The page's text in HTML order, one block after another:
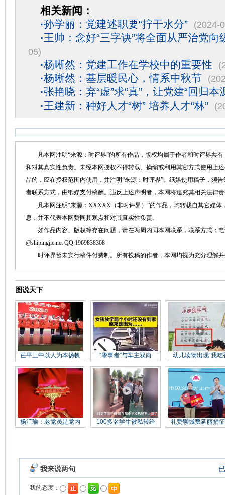
相关新闻：
·孙学丽：党建述职要“拧干水分” (2024-
·王帅：念好“三字诀”将全面从严治党向
05)
·杨晰然：党建工作在学校中的重要性
·杨晰然：基层暖民心，情系中秋节
·张艳晓：弃“虚”求“真”，让党建“回归本
·王建新：种好人才“树” 培养人才“林”
凡本网注明“来源：时评界”的所有作品，版权均属于作者和时评界共有
和对其真实性负责。未经本网授权不得转载、摘编或利用其它方式使用上
品的，应在授权范围内使用，并注明“来源：时评界”。纸媒使用稿子，须
者联系方式，由纸媒支付稿酬。违反上述声明者，本网将追究其相关法律
凡本网注明“来源：XXXXX（非时评界）”的作品，均转载自其它媒体
息，并不代表本网赞同其观点和对其真实性负责。
如作品内容、版权等存在问题，请在两周内同本网联系，联系方式：电
@shipingjie.net QQ:1969838368
时评界暂未实行稿件付费制。所有投稿的作者，本网均视为充分理解并
图说天下
茌平三中以人为本扬帆 “肇事者”与车主双向 幼儿读物出现“我吃
杨汇瑜：老党员是党内 100多名学生被私转给 礼赞聊城窦延丽捐